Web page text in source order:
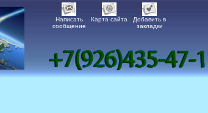
Написать
сообщение
Карта сайта
Добавить в
закладки